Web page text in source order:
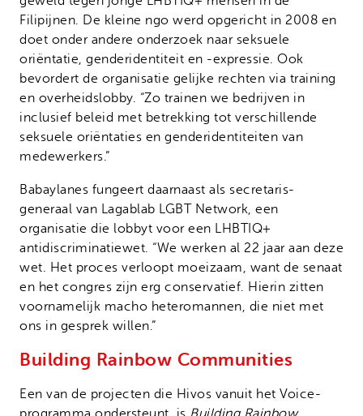
Filipijnen. De kleine ngo werd opgericht in 2008 en
doet onder andere onderzoek naar seksuele
oriëntatie, genderidentiteit en -expressie. Ook
bevordert de organisatie gelijke rechten via training
en overheidslobby. “Zo trainen we bedrijven in
inclusief beleid met betrekking tot verschillende
seksuele oriëntaties en genderidentiteiten van
medewerkers.”
Babaylanes fungeert daarnaast als secretaris-
generaal van Lagablab LGBT Network, een
organisatie die lobbyt voor een LHBTIQ+
antidiscriminatiewet. “We werken al 22 jaar aan deze
wet. Het proces verloopt moeizaam, want de senaat
en het congres zijn erg conservatief. Hierin zitten
voornamelijk macho heteromannen, die niet met
ons in gesprek willen.”
Building Rainbow Communities
Een van de projecten die Hivos vanuit het Voice-